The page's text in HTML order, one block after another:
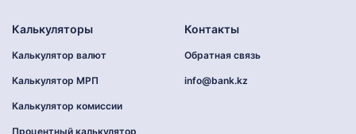
Калькуляторы
Калькулятор валют
Калькулятор МРП
Калькулятор комиссии
Процентный калькулятор
Контакты
Обратная связь
info@bank.kz